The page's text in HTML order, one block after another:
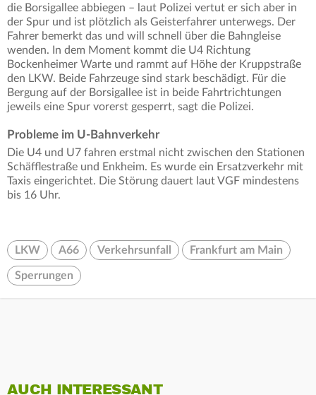
die Borsigallee abbiegen – laut Polizei vertut er sich aber in
der Spur und ist plötzlich als Geisterfahrer unterwegs. Der
Fahrer bemerkt das und will schnell über die Bahngleise
wenden. In dem Moment kommt die U4 Richtung
Bockenheimer Warte und rammt auf Höhe der Kruppstraße
den LKW. Beide Fahrzeuge sind stark beschädigt. Für die
Bergung auf der Borsigallee ist in beide Fahrtrichtungen
jeweils eine Spur vorerst gesperrt, sagt die Polizei.
Probleme im U-Bahnverkehr
Die U4 und U7 fahren erstmal nicht zwischen den Stationen
Schäfflestraße und Enkheim. Es wurde ein Ersatzverkehr mit
Taxis eingerichtet. Die Störung dauert laut VGF mindestens
bis 16 Uhr.
LKW A66 Verkehrsunfall Frankfurt am Main
Sperrungen
AUCH INTERESSANT